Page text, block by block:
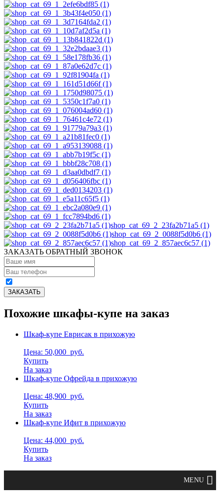
shop_cat_69_2_23fa2b71a5 (1)
shop_cat_69_2_0088f5d0b6 (1)
shop_cat_69_2_857aec6c57 (1)
ЗАКАЗАТЬ ОБРАТНЫЙ ЗВОНОК
Похожие шкафы-купе на заказ
Шкаф-купе Еврисак в прихожую
Цена: 50,000 руб.
Купить
На заказ
Шкаф-купе Офрейда в прихожую
Цена: 48,900 руб.
Купить
На заказ
Шкаф-купе Ифит в прихожую
Цена: 44,000 руб.
Купить
На заказ